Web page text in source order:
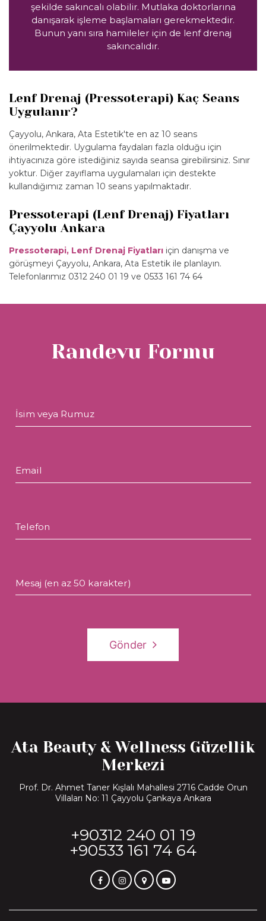
şekilde sakıncalı olabilir. Mutlaka doktorlarına
danışarak işleme başlamaları gerekmektedir.
Bunun yanı sıra hamileler için de lenf drenaj
sakıncalıdır.
Lenf Drenaj (Pressoterapi) Kaç Seans
Uygulanır?
Çayyolu, Ankara, Ata Estetik'te en az 10 seans
önerilmektedir. Uygulama faydaları fazla olduğu için
ihtiyacınıza göre istediğiniz sayıda seansa girebilirsiniz. Sınır
yoktur. Diğer zayıflama uygulamaları için destekte
kullandığımız zaman 10 seans yapılmaktadır.
Pressoterapi (Lenf Drenaj) Fiyatları
Çayyolu Ankara
Pressoterapi, Lenf Drenaj Fiyatları için danışma ve
görüşmeyi Çayyolu, Ankara, Ata Estetik ile planlayın.
Telefonlarımız 0312 240 01 19 ve 0533 161 74 64
Randevu Formu
İsim veya Rumuz
Email
Telefon
Mesaj (en az 50 karakter)
Gönder
Ata Beauty & Wellness Güzellik
Merkezi
Prof. Dr. Ahmet Taner Kışlalı Mahallesi 2716 Cadde Orun
Villaları No: 11 Çayyolu Çankaya Ankara
+90312 240 01 19
+90533 161 74 64